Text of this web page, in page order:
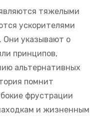
тяжелыми
ускорителями
Они указывают о
принципов,
альтернативных
помнит
фрустрации
и жизненным